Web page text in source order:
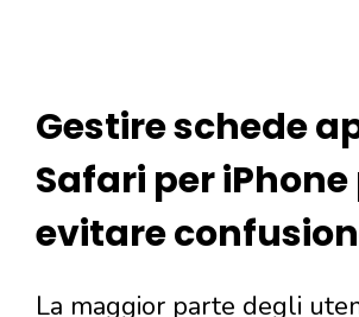
Gestire schede
Safari per iPhone
evitare
La maggior parte degli